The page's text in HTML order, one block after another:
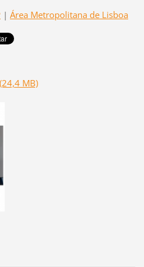
| Área Metropolitana de Lisboa
MB)